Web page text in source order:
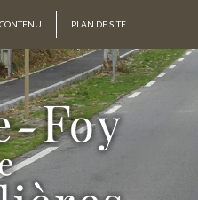
CONTENU PLAN DE SITE